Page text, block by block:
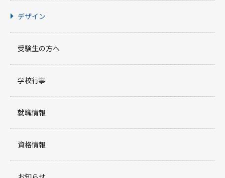
デザイン
受験生の方へ
学校行事
就職情報
資格情報